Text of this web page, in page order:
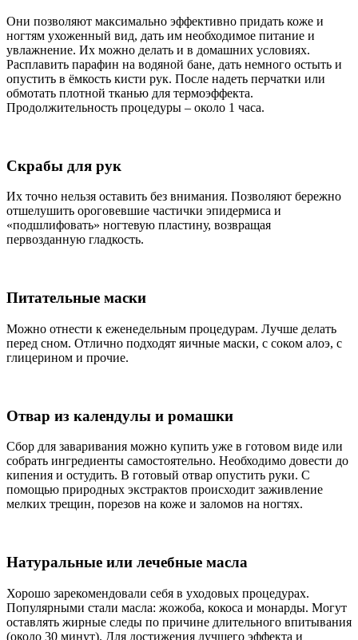
Они позволяют максимально эффективно придать коже и
ногтям ухоженный вид, дать им необходимое питание и
увлажнение. Их можно делать и в домашних условиях.
Расплавить парафин на водяной бане, дать немного остыть и
опустить в ёмкость кисти рук. После надеть перчатки или
обмотать плотной тканью для термоэффекта.
Продолжительность процедуры – около 1 часа.
Скрабы для рук
Их точно нельзя оставить без внимания. Позволяют бережно
отшелушить ороговевшие частички эпидермиса и
«подшлифовать» ногтевую пластину, возвращая
первозданную гладкость.
Питательные маски
Можно отнести к еженедельным процедурам. Лучше делать
перед сном. Отлично подходят яичные маски, с соком алоэ, с
глицерином и прочие.
Отвар из календулы и ромашки
Сбор для заваривания можно купить уже в готовом виде или
собрать ингредиенты самостоятельно. Необходимо довести до
кипения и остудить. В готовый отвар опустить руки. С
помощью природных экстрактов происходит заживление
мелких трещин, порезов на коже и заломов на ногтях.
Натуральные или лечебные масла
Хорошо зарекомендовали себя в уходовых процедурах.
Популярными стали масла: жожоба, кокоса и монарды. Могут
оставлять жирные следы по причине длительного впитывания
(около 30 минут). Для достижения лучшего эффекта и